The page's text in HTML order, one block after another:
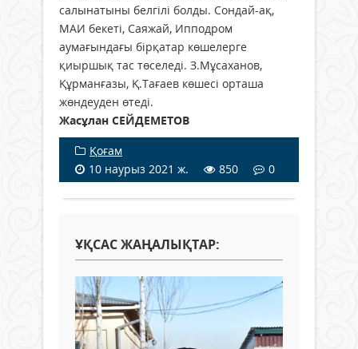
салынатыны белгілі болды. Сондай-ақ,
МАИ бекеті, Саяжай, Ипподром
аумағындағы бірқатар көшелерге
қиыршық тас төселеді. З.Мұсаханов,
Құрманғазы, Қ.Тағаев көшесі орташа
жөндеуден өтеді.
Жасұлан СЕЙДЕМЕТОВ
Қоғам
10 наурыз 2021 ж.
850 0
ҰҚСАС ЖАҢАЛЫҚТАР: